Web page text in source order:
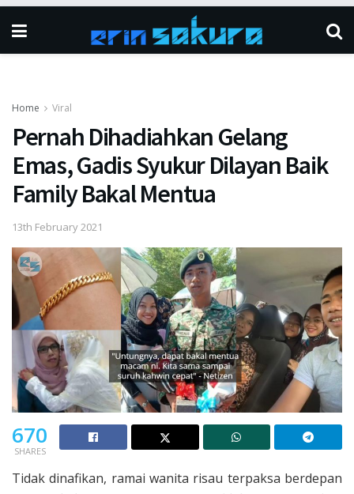
Home Viral
Pernah Dihadiahkan Gelang
Emas, Gadis Syukur Dilayan Baik
Family Bakal Mentua
13th February 2021
670
SHARES
Tidak dinafikan, ramai wanita risau terpaksa berdepan